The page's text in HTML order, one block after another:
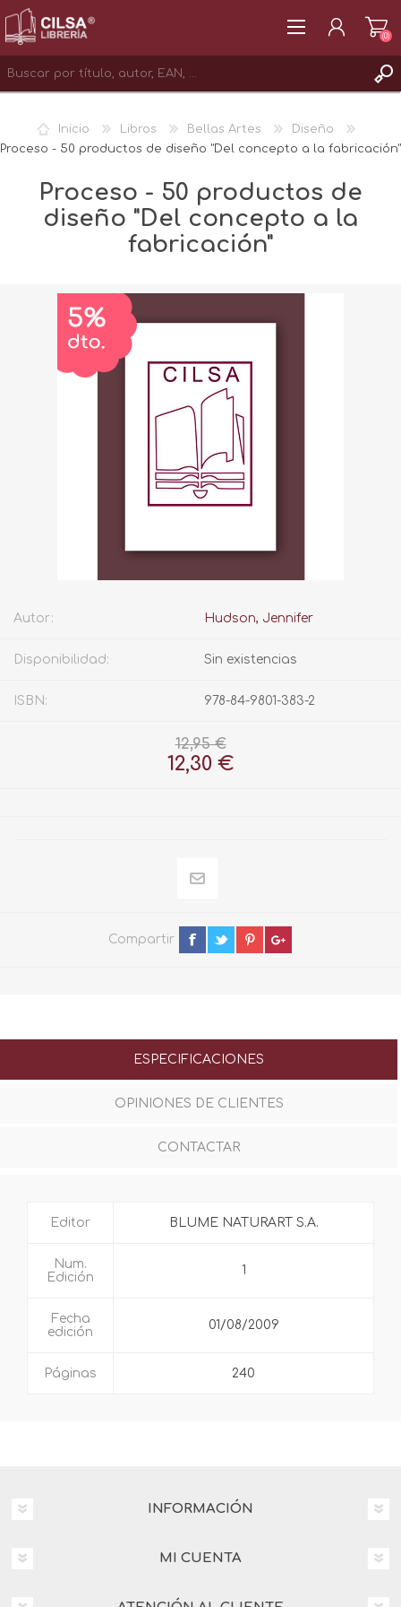
INICIAR SESIÓN
(0)
Inicio Libros Bellas Artes
Diseño
Proceso - 50 productos de diseño "Del concepto a la fabricación"
Proceso - 50 productos de
diseño "Del concepto a la
fabricación"
Autor: Hudson, Jennifer
Disponibilidad: Sin existencias
ISBN: 978-84-9801-383-2
12,95 €
12,30 €
Compartir
ESPECIFICACIONES
OPINIONES DE CLIENTES
CONTACTAR
Editor BLUME NATURART S.A.
Num.
Edición
1
Fecha
edición
01/08/2009
Páginas 240
INFORMACIÓN
MI CUENTA